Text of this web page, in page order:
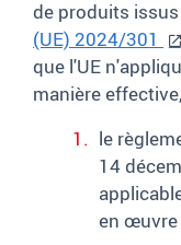
de produits
(UE) 2024/301
que l'UE
manière
le
14
en œuvre